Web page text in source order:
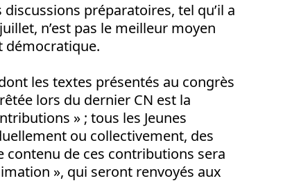
préparatoires, tel qu’il a
n’est pas le meilleur moyen
démocratique.
les textes présentés au congrès
lors du dernier CN est la
» ; tous les Jeunes
ou collectivement, des
de ces contributions sera
», qui seront renvoyés aux